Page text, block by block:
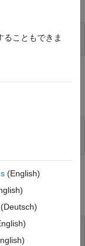
mxArray *pa);
ることもできま
(English)
(Deutsch)